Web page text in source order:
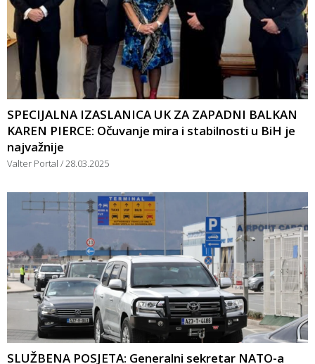
SPECIJALNA IZASLANICA UK ZA ZAPADNI BALKAN
KAREN PIERCE: Očuvanje mira i stabilnosti u BiH je
najvažnije
Valter Portal 28.03.2025
SLUŽBENA POSJETA: Generalni sekretar NATO-a